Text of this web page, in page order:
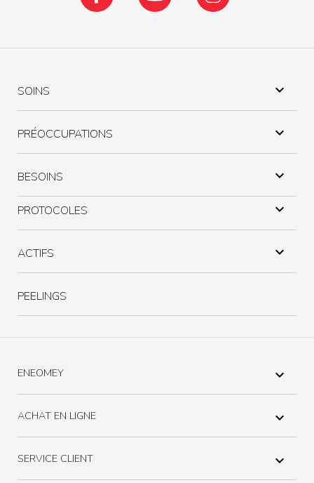
SOINS 
PRÉOCCUPATIONS 
BESOINS 
PROTOCOLES 
ACTIFS 
PEELINGS
ENEOMEY 
ACHAT EN LIGNE 
SERVICE CLIENT 